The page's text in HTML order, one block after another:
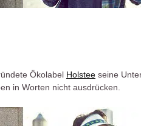
Ökolabel Holstee seine
in Worten nicht ausdrücken.